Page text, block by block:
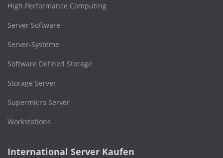
High Performance Computing
Server Software
Server-Systeme
Software Defined Storage
Storage Server
Supermicro Server
Workstations
International Server Kaufen